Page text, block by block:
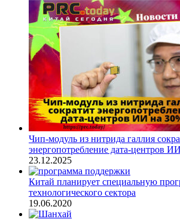
Чип-модуль из нитрида галлия
энергопотребление дата-центров
23.12.2025
Китай планирует специальную
технологического сектора
19.06.2020